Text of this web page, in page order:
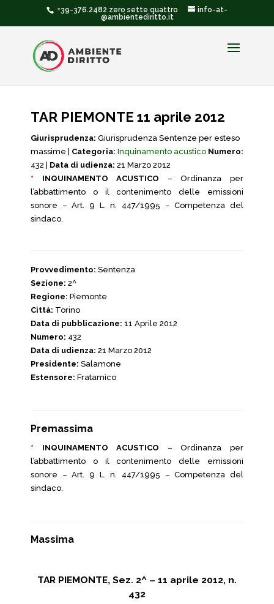
+39-376.2482 zero sette quattro
info-at-
@ambientediritto.it
TAR PIEMONTE 11 aprile 2012
Giurisprudenza: Giurisprudenza Sentenze per esteso
massime | Categoria: Inquinamento acustico Numero:
432 | Data di udienza: 21 Marzo 2012
* INQUINAMENTO ACUSTICO – Ordinanza per
l’abbattimento o il contenimento delle emissioni
sonore – Art. 9 L. n. 447/1995 – Competenza del
sindaco.
Provvedimento: Sentenza
Sezione: 2^
Regione: Piemonte
Città: Torino
Data di pubblicazione: 11 Aprile 2012
Numero: 432
Data di udienza: 21 Marzo 2012
Presidente: Salamone
Estensore: Fratamico
Premassima
* INQUINAMENTO ACUSTICO – Ordinanza per
l’abbattimento o il contenimento delle emissioni
sonore – Art. 9 L. n. 447/1995 – Competenza del
sindaco.
Massima
TAR PIEMONTE, Sez. 2^ – 11 aprile 2012, n.
432